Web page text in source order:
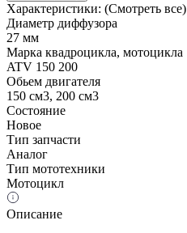
Характеристики: (Смотреть все)
Диаметр диффузора
27 мм
Марка квадроцикла, мотоцикла
ATV 150 200
Обьем двигателя
150 см3, 200 см3
Состояние
Новое
Тип запчасти
Аналог
Тип мототехники
Мотоцикл
Описание